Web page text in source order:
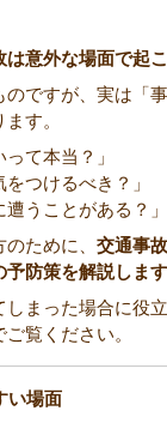
意外な場面で起こ
ですが、実は「
す。
て本当？」
つけるべき？」
うことがある？」
ために、 交通事
防策を解説します
しまった場合に役
覧ください。
い場面